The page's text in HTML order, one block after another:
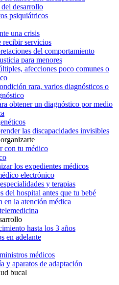
desarrollo
psiquiátricos
una crisis
recibir servicios
del comportamiento
para menores
afecciones poco comunes o
rara, varios diagnósticos o
obtener un diagnóstico por medio
las discapacidades invisibles
con tu médico
los expedientes médicos
electrónico
y terapias
del hospital antes que tu bebé
en la atención médica
hasta los 3 años
en adelante
médicos
y aparatos de adaptación
bucal